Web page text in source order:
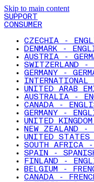
Skip to main content
SUPPORT
CONSUMER
CZECHIA -
DENMARK -
AUSTRIA -
SWITZERLAND -
GERMANY -
UNITED ARAB
AUSTRALIA -
CANADA -
GERMANY -
UNITED
NEW ZEALAND -
UNITED
SOUTH AFRICA
SPAIN -
FINLAND -
BELGIUM -
CANADA -